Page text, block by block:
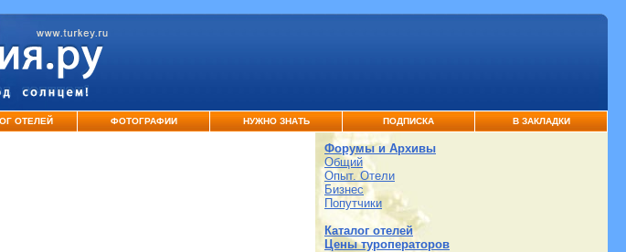
ОТЕЛЕЙ ФОТОГРАФИИ НУЖНО ЗНАТЬ ПОДПИСКА В ЗАКЛАДКИ
Форумы и Архивы
Общий
Опыт. Отели
Бизнес
Попутчики
Каталог отелей
Цены туроператоров